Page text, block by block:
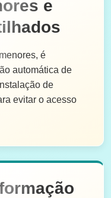
e
é
automática de
de
evitar o acesso